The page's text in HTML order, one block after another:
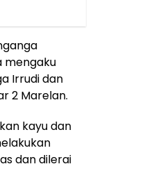
mengaku
Irrudi dan
2 Marelan.
kayu dan
dan dilerai